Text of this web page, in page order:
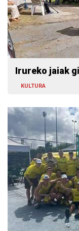
Irureko jaiak
KULTURA